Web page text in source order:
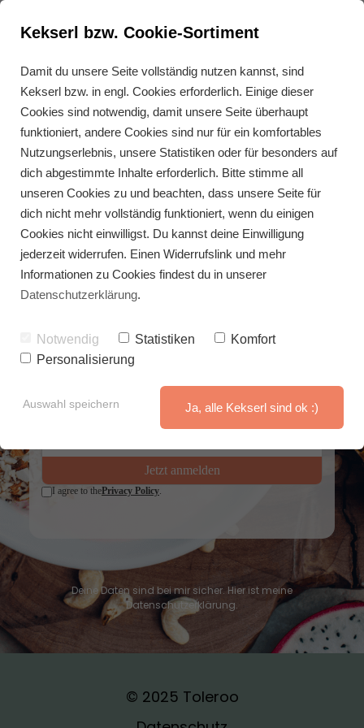
Für 0,- € und jederzeit abbestellbar
Newsletter abonnieren
Wünschst du dir ein gutes Körpergefühl ohne
Diätstress? Hier bekommst du regelmäßig Tipps
für einen gesunden Darm direkt in dein Postfach.
Ebenso erfährst du als Erstes, sobald die Toleroo
Grübelei beim Essen, mehr Gelassenheit im Alltag
und ein spürbar gutes Bauchgefühl.
Schon über 30.000 sind Teil unserer Community!
Deine Daten sind bei mir sicher. Hier ist meine
Datenschutzerklärung.
© 2025 Toleroo
Kekserl bzw. Cookie-Sortiment
Damit du unsere Seite vollständig nutzen kannst, sind
Kekserl bzw. in engl. Cookies erforderlich. Einige dieser
Cookies sind notwendig, damit unsere Seite überhaupt
funktioniert, andere Cookies sind nur für ein komfortables
Nutzungserlebnis, unsere Statistiken oder für besonders auf
dich abgestimmte Inhalte erforderlich. Bitte stimme all
unseren Cookies zu und beachten, dass unsere Seite für
dich nicht mehr vollständig funktioniert, wenn du einigen
Cookies nicht einwilligst. Du kannst deine Einwilligung
jederzeit widerrufen. Einen Widerrufslink und mehr
Informationen zu Cookies findest du in unserer
Datenschutzerklärung.
Notwendig Statistiken
Komfort
Personalisierung
Auswahl speichern Ja, alle Kekserl sind ok :)